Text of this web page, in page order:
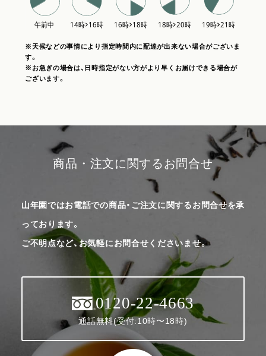
※天候などの事情により指定時間内に配達が出来ない場合がございま
す。
※お急ぎの場合は、日時指定がない方がより早くお届けできる場合が
ございます。
商品・注文に関するお問合せ
山年園ではお電話での商品・ご注文に関するお問合せを承
っております。
ご不明点など、お気軽にお問合せくださいませ。
0120-22-4663
通話無料(受付:10時〜18時)